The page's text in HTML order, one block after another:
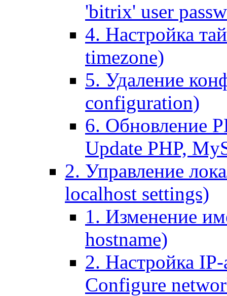
'bitrix' user
4. Настройка
timezone)
5. Удаление
configuration)
6. Обновление
Update PHP,
2. Управление
localhost settings)
1. Изменение
hostname)
2. Настройка IP-
Configure